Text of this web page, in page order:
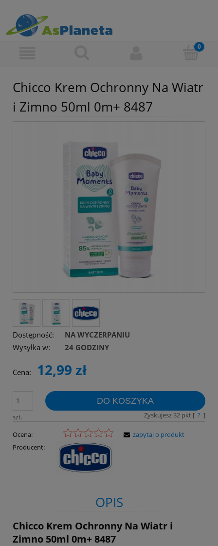
Chicco Krem Ochronny Na Wiatr
i Zimno 50ml 0m+ 8487
Dostępność:
NA WYCZERPANIU
Wysyłka w:
24 GODZINY
Cena: 12,99 zł
szt.
DO KOSZYKA
Zyskujesz 32pkt [ ? ]
Ocena:
Producent:
zapytaj o produkt
OPIS
Chicco Krem Ochronny Na Wiatr i
Zimno 50ml 0m+ 8487